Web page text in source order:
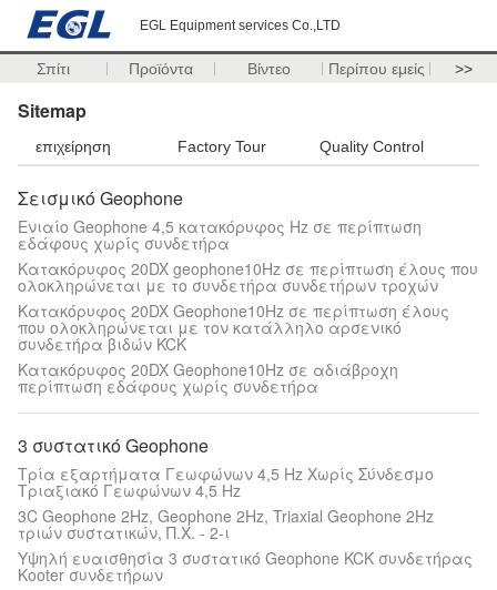
EGL Equipment services Co.,LTD
Σπίτι Προϊόντα Βίντεο Περίπου εμείς >>
Sitemap
επιχείρηση Factory Tour Quality Control
Σεισμικό Geophone
Ενιαίο Geophone 4,5 κατακόρυφος Hz σε περίπτωση
εδάφους χωρίς συνδετήρα
Κατακόρυφος 20DX geophone10Hz σε περίπτωση έλους που
ολοκληρώνεται με το συνδετήρα συνδετήρων τροχών
Κατακόρυφος 20DX Geophone10Hz σε περίπτωση έλους
που ολοκληρώνεται με τον κατάλληλο αρσενικό
συνδετήρα βιδών KCK
Κατακόρυφος 20DX Geophone10Hz σε αδιάβροχη
περίπτωση εδάφους χωρίς συνδετήρα
3 συστατικό Geophone
Τρία εξαρτήματα Γεωφώνων 4,5 Hz Χωρίς Σύνδεσμο
Τριαξιακό Γεωφώνων 4,5 Hz
3C Geophone 2Hz, Geophone 2Hz, Triaxial Geophone 2Hz
τριών συστατικών, Π.Χ. - 2-ι
Υψηλή ευαισθησία 3 συστατικό Geophone KCK συνδετήρας
Kooter συνδετήρων